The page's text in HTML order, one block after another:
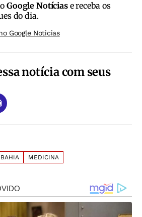
Google Notíciase receba os
do dia.
Google Noticias
notícia com seus
MEDICINA